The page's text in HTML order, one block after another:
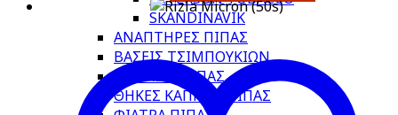
SKANDINAVIK
ΑΝΑΠΤΗΡΕΣ ΠΙΠΑΣ
ΒΑΣΕΙΣ ΤΣΙΜΠΟΥΚΙΩΝ
ΕΡΓΑΛΕΙΑ ΠΙΠΑΣ
ΘΗΚΕΣ ΚΑΠΝΟΥ ΠΙΠΑΣ